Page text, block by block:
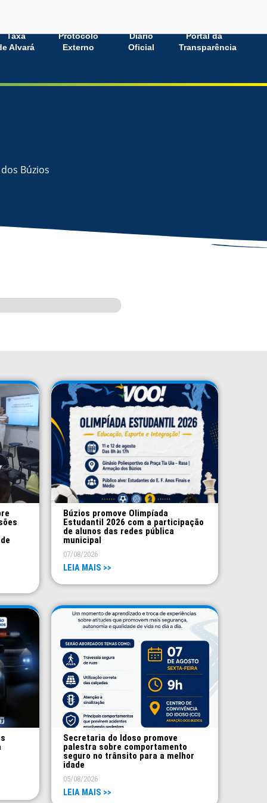
Taxa
Alvará
Protocolo
Externo
Diário
Oficial
Portal da
Transparência
Búzios
Búzios promove Olimpíada
Estudantil 2026 com a participação
de alunos das redes pública
municipal
07/08/2026
LEIA MAIS >>
Secretaria do Idoso promove
palestra sobre comportamento
seguro no trânsito para a melhor
idade
05/08/2026
LEIA MAIS >>